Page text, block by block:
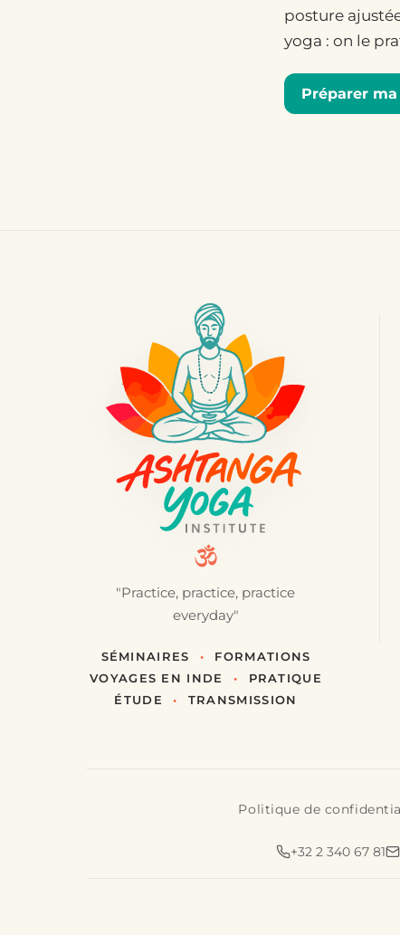
posture
yoga : on le
Préparer
"Practice, practice, practice
everyday"
SÉMINAIRES •
FORMATIONS
VOYAGES EN INDE
•
PRATIQUE
ÉTUDE
• TRANSMISSION
Politique de
+32 2 340 67 81